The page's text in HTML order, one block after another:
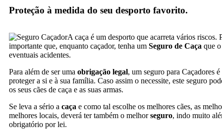
Proteção à medida do seu desporto favorito.
A caça é um desporto que acarreta vários riscos.
importante que, enquanto caçador, tenha um Seguro de Caça que
eventuais acidentes.
Para além de ser uma obrigação legal, um seguro para Caçadores
proteger a si e à sua família. Caso assim o necessite, este seguro
os seus cães de caça e as suas armas.
Se leva a sério a caça e como tal escolhe os melhores cães, as
melhores locais, deverá ter também o melhorseguro, indo muito
obrigatório por lei.